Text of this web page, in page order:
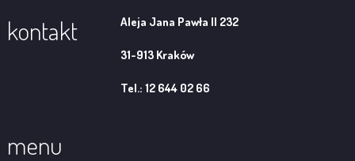
kontakt Aleja Jana Pawła II 232
31-913 Kraków
Tel.: 12 644 02 66
menu